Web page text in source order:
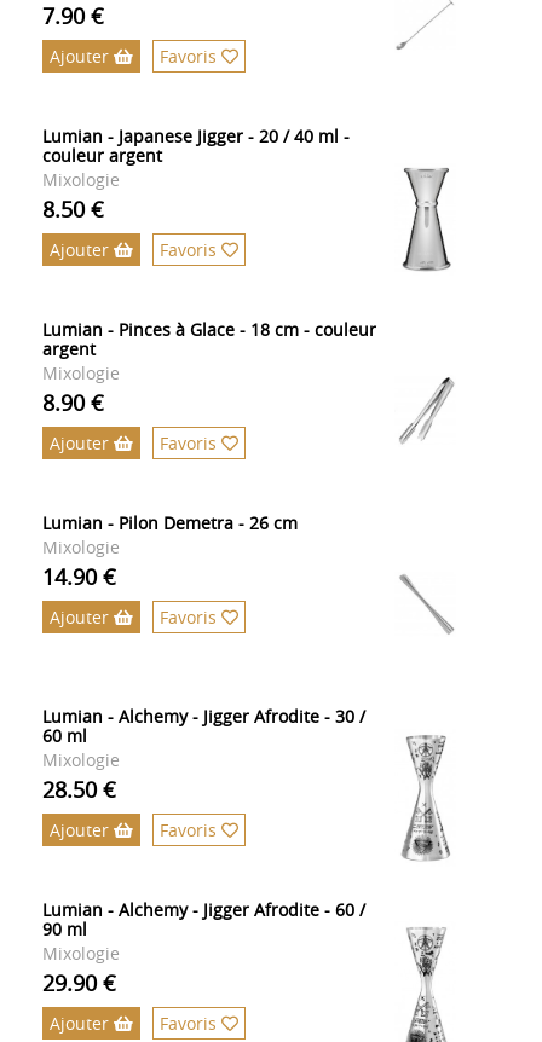
7.90 €
Ajouter Favoris
Lumian - Japanese Jigger - 20 / 40 ml -
couleur argent
Mixologie
8.50 €
Ajouter Favoris
Lumian - Pinces à Glace - 18 cm - couleur
argent
Mixologie
8.90 €
Ajouter Favoris
Lumian - Pilon Demetra - 26 cm
Mixologie
14.90 €
Ajouter Favoris
Lumian - Alchemy - Jigger Afrodite - 30 /
60 ml
Mixologie
28.50 €
Ajouter Favoris
Lumian - Alchemy - Jigger Afrodite - 60 /
90 ml
Mixologie
29.90 €
Ajouter Favoris